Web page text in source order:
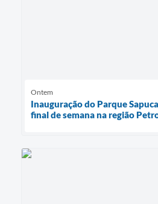
Ontem
Inauguração do Parque
final de semana na região